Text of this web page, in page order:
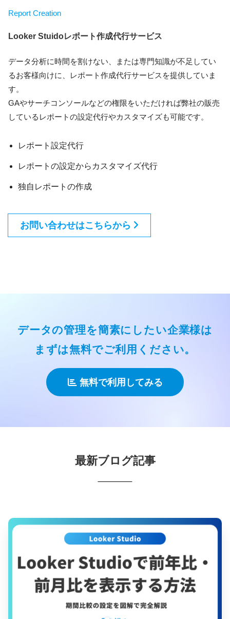
Report Creation
Looker Stuidoレポート作成代行サービス
データ分析に時間を割けない、または専門知識が不足してい
るお客様向けに、レポート作成代行サービスを提供していま
す。
GAやサーチコンソールなどの権限をいただければ弊社の販売
しているレポートの設定代行やカスタマイズも可能です。
レポート設定代行
レポートの設定からカスタマイズ代行
独自レポートの作成
お問い合わせはこちらから
データの管理を簡素にしたい企業様は
まずは無料でご利用ください。
無料で利用してみる
最新ブログ記事